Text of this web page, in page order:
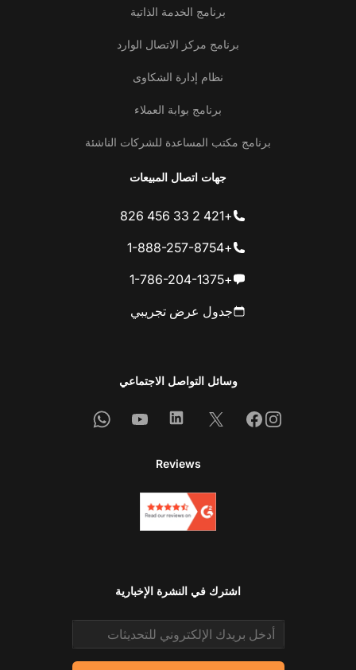
برنامج الخدمة الذاتية
برنامج مركز الاتصال الوارد
نظام إدارة الشكاوى
برنامج بوابة العملاء
برنامج مكتب المساعدة للشركات الناشئة
جهات اتصال المبيعات
+421 2 33 456 826
+1-888-257-8754
+1-786-204-1375
جدول عرض تجريبي
وسائل التواصل الاجتماعي
Instagram
Facebook
X
Linkedin
Youtube
Whatsapp
Reviews
اشترك في النشرة الإخبارية
Email address